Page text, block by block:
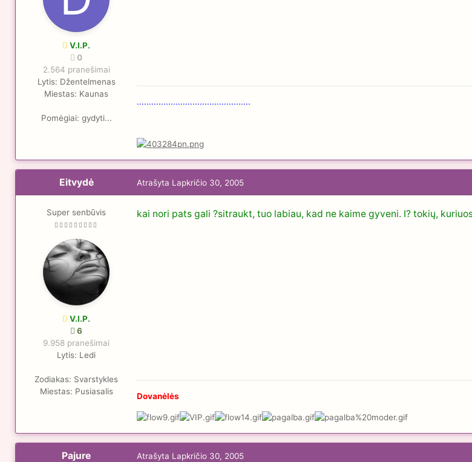
V.I.P.
0
2.564 pranešimai
Lytis: Džentelmenas
Miestas: Kaunas
Pomėgiai: gydyti...
...............................................
Eitvydė
Super senbūvis
V.I.P.
6
9.958 pranešimai
Lytis: Ledi
Zodiakas: Svarstykles
Miestas: Pusiasalis
Atrašyta Lapkričio 30, 2005
kai nori pats gali ?sitraukt, tuo labiau, kad ne kaime gyveni. I? tokių,
Dovanėlės
Pajure Atrašyta Lapkričio 30, 2005